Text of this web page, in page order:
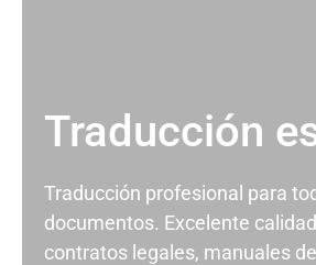
Traducción
Traducción profesional para
documentos. Excelente
contratos legales, manuales